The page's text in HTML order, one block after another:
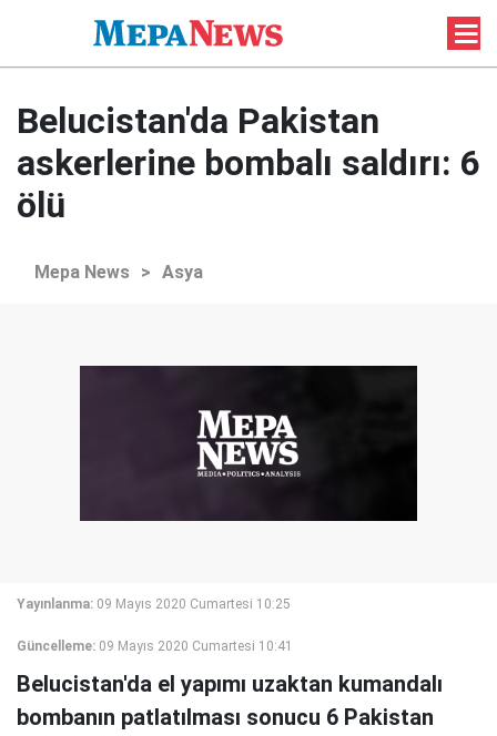
Belucistan'da Pakistan
askerlerine bombalı saldırı: 6
ölü
Mepa News > Asya
Yayınlanma: 09 Mayıs 2020 Cumartesi 10:25
Güncelleme: 09 Mayıs 2020 Cumartesi 10:41
Belucistan'da el yapımı uzaktan kumandalı
bombanın patlatılması sonucu 6 Pakistan